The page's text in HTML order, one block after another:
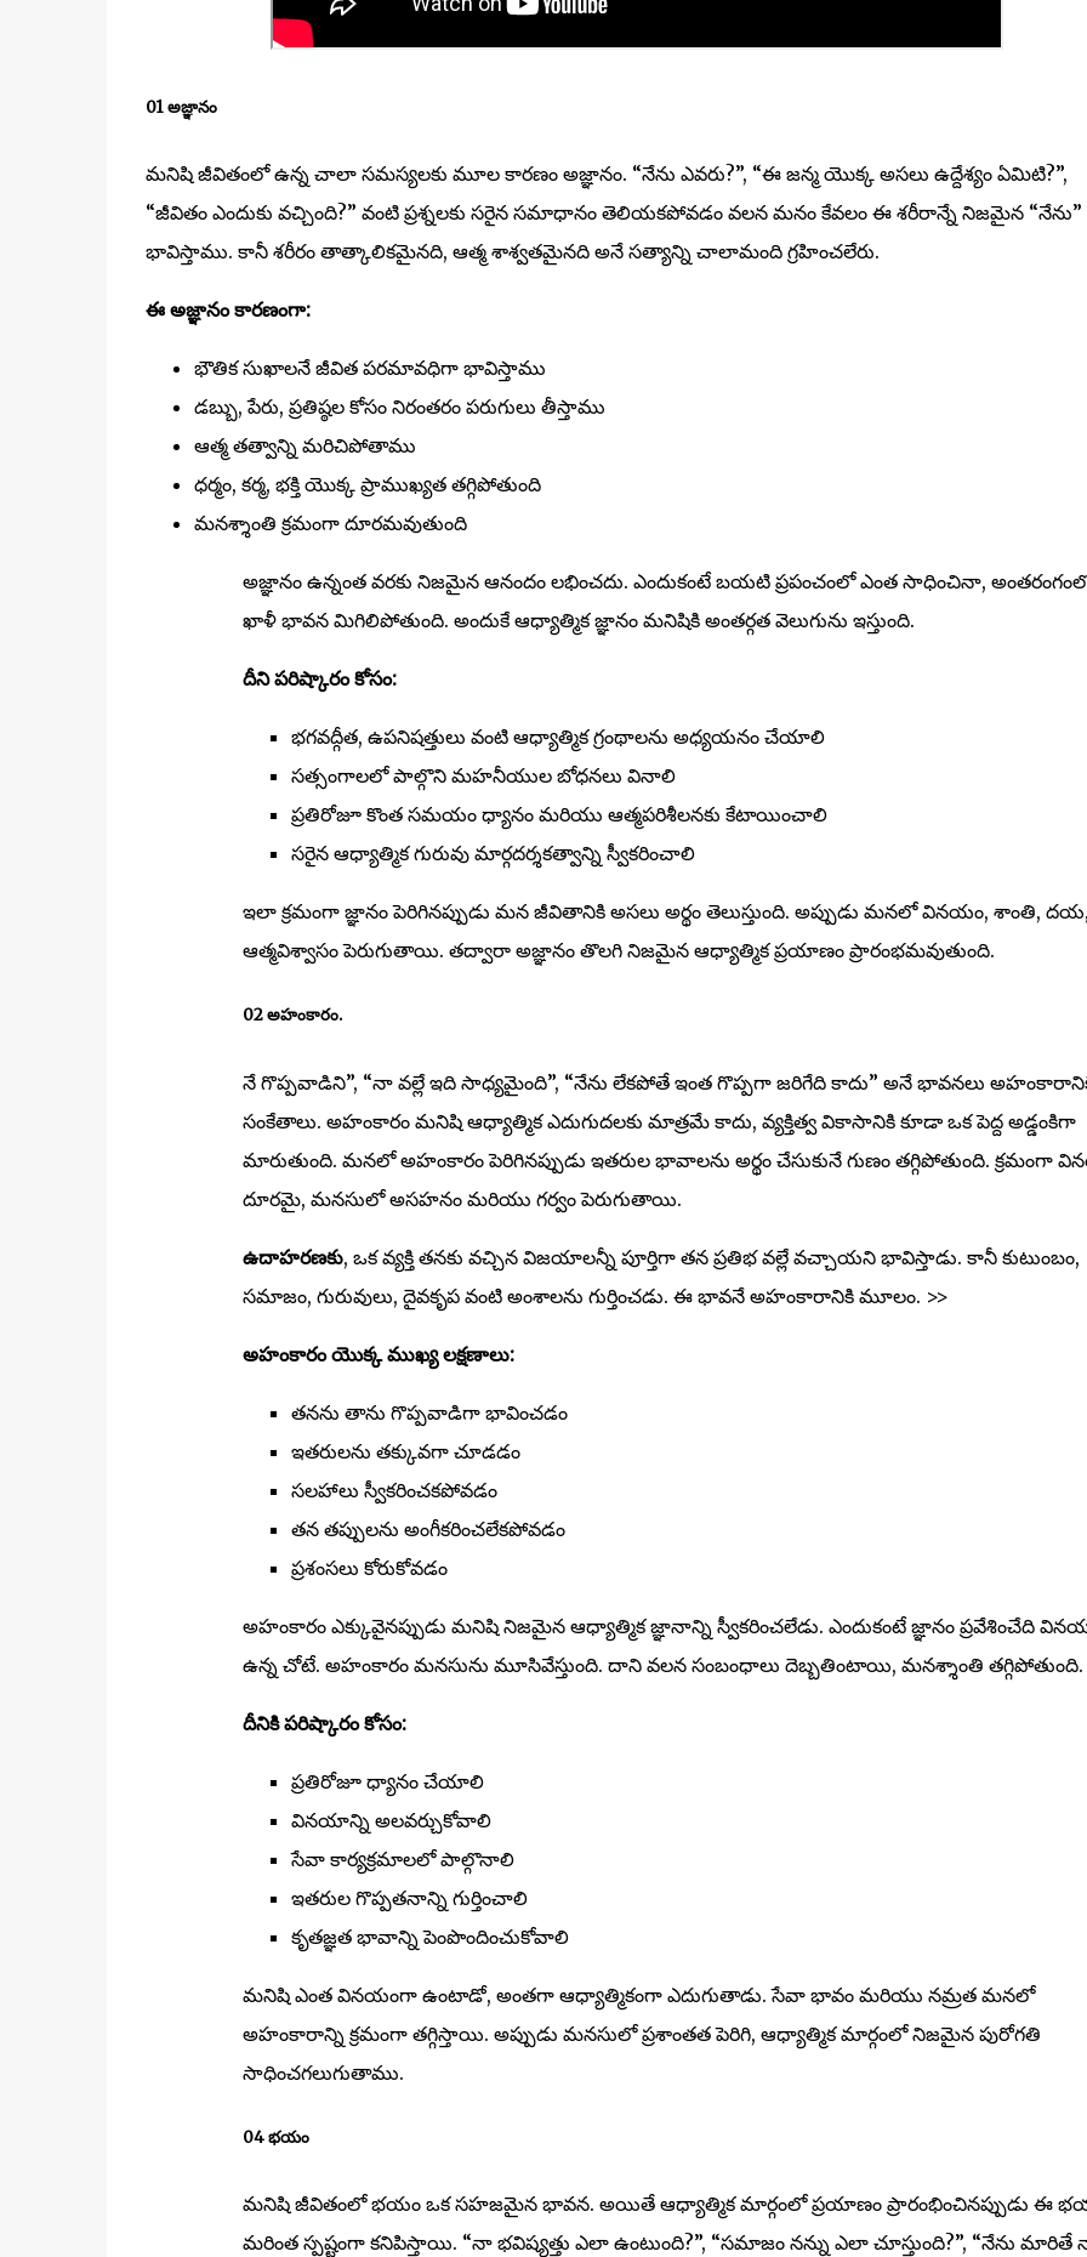
01 అజ్ఞానం
మనిషి జీవితంలో ఉన్న చాలా సమస్యలకు మూల కారణం అజ్ఞానం. “నేను ఎవరు?”, “ఈ జన్మ యొక్క అసలు ఉద్దేశ్యం ఏమిటి?”,
“జీవితం ఎందుకు వచ్చింది?” వంటి ప్రశ్నలకు సరైన సమాధానం తెలియకపోవడం వలన మనం కేవలం ఈ శరీరాన్నే నిజమైన
భావిస్తాము. కానీ శరీరం తాత్కాలికమైనది, ఆత్మ శాశ్వతమైనది అనే సత్యాన్ని చాలామంది గ్రహించలేరు.
ఈ అజ్ఞానం కారణంగా:
భౌతిక సుఖాలనే జీవిత పరమావధిగా భావిస్తాము
డబ్బు, పేరు, ప్రతిష్ఠల కోసం నిరంతరం పరుగులు తీస్తాము
ఆత్మ తత్వాన్ని మరిచిపోతాము
ధర్మం, కర్మ, భక్తి యొక్క ప్రాముఖ్యత తగ్గిపోతుంది
మనశ్శాంతి క్రమంగా దూరమవుతుంది
అజ్ఞానం ఉన్నంత వరకు నిజమైన ఆనందం లభించదు. ఎందుకంటే బయటి ప్రపంచంలో ఎంత సాధించినా,
ఖాళీ భావన మిగిలిపోతుంది. అందుకే ఆధ్యాత్మిక జ్ఞానం మనిషికి అంతర్గత వెలుగును ఇస్తుంది.
దీని పరిష్కారం కోసం:
భగవద్గీత, ఉపనిషత్తులు వంటి ఆధ్యాత్మిక గ్రంథాలను అధ్యయనం చేయాలి
సత్సంగాలలో పాల్గొని మహనీయుల బోధనలు వినాలి
ప్రతిరోజూ కొంత సమయం ధ్యానం మరియు ఆత్మపరిశీలనకు కేటాయించాలి
సరైన ఆధ్యాత్మిక గురువు మార్గదర్శకత్వాన్ని స్వీకరించాలి
ఇలా క్రమంగా జ్ఞానం పెరిగినప్పుడు మన జీవితానికి అసలు అర్థం తెలుస్తుంది. అప్పుడు మనలో వినయం, శాంతి,
ఆత్మవిశ్వాసం పెరుగుతాయి. తద్వారా అజ్ఞానం తొలగి నిజమైన ఆధ్యాత్మిక ప్రయాణం ప్రారంభమవుతుంది.
02 అహంకారం.
నే గొప్పవాడిని”, “నా వల్లే ఇది సాధ్యమైంది”, “నేను లేకపోతే ఇంత గొప్పగా జరిగేది కాదు” అనే భావనలు
సంకేతాలు. అహంకారం మనిషి ఆధ్యాత్మిక ఎదుగుదలకు మాత్రమే కాదు, వ్యక్తిత్వ వికాసానికి కూడా ఒక పెద్ద అడ్డంకిగా
మారుతుంది. మనలో అహంకారం పెరిగినప్పుడు ఇతరుల భావాలను అర్థం చేసుకునే గుణం తగ్గిపోతుంది. క్రమంగా
దూరమై, మనసులో అసహనం మరియు గర్వం పెరుగుతాయి.
ఉదాహరణకు, ఒక వ్యక్తి తనకు వచ్చిన విజయాలన్నీ పూర్తిగా తన ప్రతిభ వల్లే వచ్చాయని భావిస్తాడు. కానీ కుటుంబం,
సమాజం, గురువులు, దైవకృప వంటి అంశాలను గుర్తించడు. ఈ భావనే అహంకారానికి మూలం. >>
అహంకారం యొక్క ముఖ్య లక్షణాలు:
తనను తాను గొప్పవాడిగా భావించడం
ఇతరులను తక్కువగా చూడడం
సలహాలు స్వీకరించకపోవడం
తన తప్పులను అంగీకరించలేకపోవడం
ప్రశంసలు కోరుకోవడం
అహంకారం ఎక్కువైనప్పుడు మనిషి నిజమైన ఆధ్యాత్మిక జ్ఞానాన్ని స్వీకరించలేడు. ఎందుకంటే జ్ఞానం ప్రవేశించేది
ఉన్న చోటే. అహంకారం మనసును మూసివేస్తుంది. దాని వలన సంబంధాలు దెబ్బతింటాయి, మనశ్శాంతి తగ్గిపోతుంది.
దీనికి పరిష్కారం కోసం:
ప్రతిరోజూ ధ్యానం చేయాలి
వినయాన్ని అలవర్చుకోవాలి
సేవా కార్యక్రమాలలో పాల్గొనాలి
ఇతరుల గొప్పతనాన్ని గుర్తించాలి
కృతజ్ఞత భావాన్ని పెంపొందించుకోవాలి
మనిషి ఎంత వినయంగా ఉంటాడో, అంతగా ఆధ్యాత్మికంగా ఎదుగుతాడు. సేవా భావం మరియు నమ్రత మనలో
అహంకారాన్ని క్రమంగా తగ్గిస్తాయి. అప్పుడు మనసులో ప్రశాంతత పెరిగి, ఆధ్యాత్మిక మార్గంలో నిజమైన పురోగతి
సాధించగలుగుతాము.
04 భయం
మనిషి జీవితంలో భయం ఒక సహజమైన భావన. అయితే ఆధ్యాత్మిక మార్గంలో ప్రయాణం ప్రారంభించినప్పుడు ఈ
మరింత స్పష్టంగా కనిపిస్తాయి. “నా భవిష్యత్తు ఎలా ఉంటుంది?”, “సమాజం నన్ను ఎలా చూస్తుంది?”, “నేను మారితే